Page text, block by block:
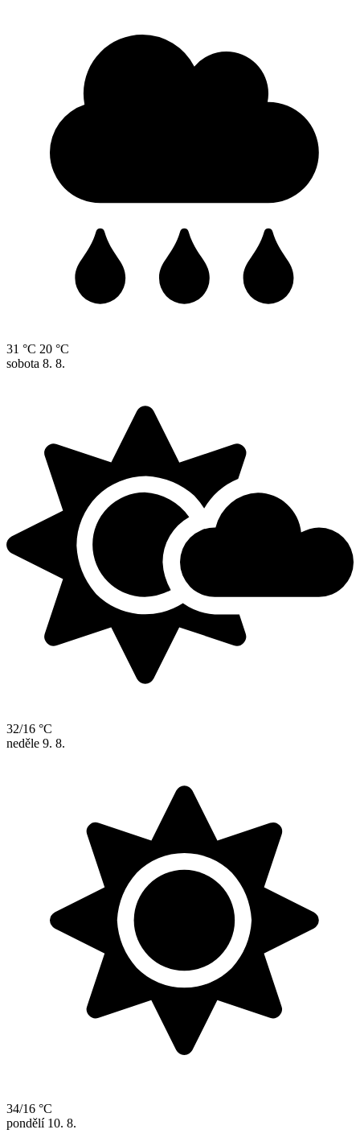
31 °C 20 °C
sobota 8. 8.
32/16 °C
neděle 9. 8.
34/16 °C
pondělí 10. 8.